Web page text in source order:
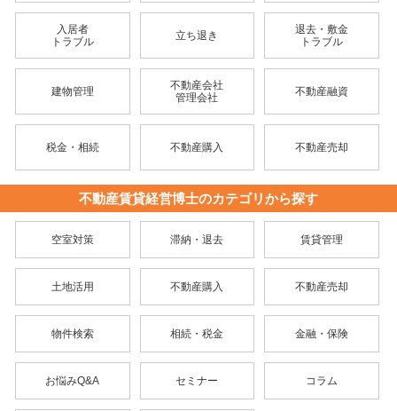
入居者
トラブル
立ち退き
退去・敷金
トラブル
建物管理
不動産会社
管理会社
不動産融資
税金・相続 不動産購入 不動産売却
不動産賃貸経営博士のカテゴリから探す
空室対策 滞納・退去 賃貸管理
土地活用 不動産購入 不動産売却
物件検索 相続・税金 金融・保険
お悩みQ&A セミナー コラム